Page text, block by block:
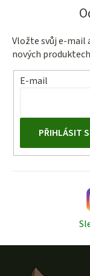
Vložte svůj e-mail
nových
E-mail
PŘIHLÁSIT